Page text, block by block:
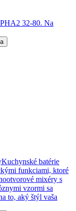
32-80. Na
batérie
funkciami, ktoré
mixéry s
vzormi sa
to, aký štýl vaša